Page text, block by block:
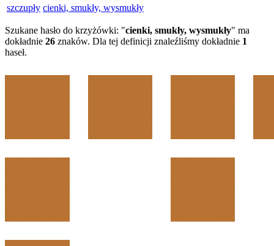
szczupły cienki, smukły, wysmukły
Szukane hasło do krzyżówki: "cienki, smukły, wysmukły" ma
dokładnie 26 znaków. Dla tej definicji znaleźliśmy dokładnie 1
haseł.